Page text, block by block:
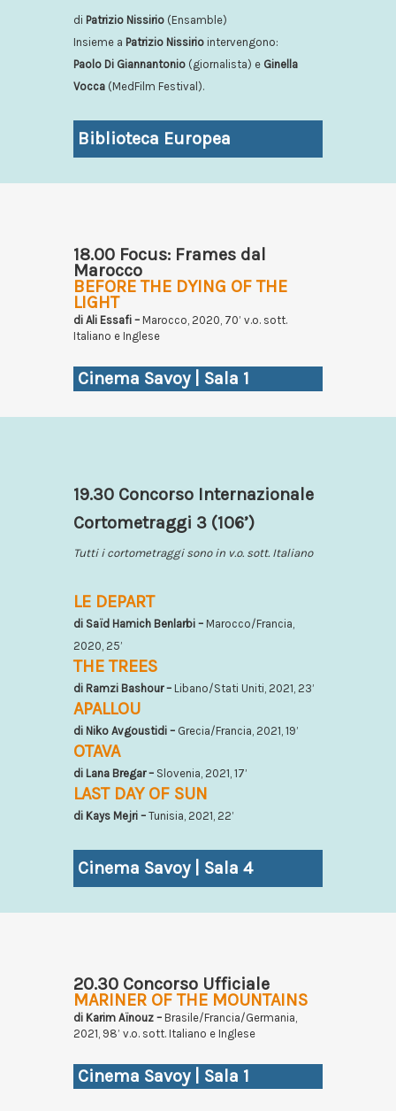
di Patrizio Nissirio (Ensamble)
Insieme a Patrizio Nissirio intervengono:
Paolo Di Giannantonio (giornalista) e Ginella
Vocca (MedFilm Festival).
Biblioteca Europea
18.00 Focus: Frames dal
Marocco
BEFORE THE DYING OF THE
LIGHT
di Ali Essafi – Marocco, 2020, 70’ v.o. sott.
Italiano e Inglese
Cinema Savoy | Sala 1
19.30 Concorso Internazionale
Cortometraggi 3 (106’)
Tutti i cortometraggi sono in v.o. sott. Italiano
LE DEPART
di Saïd Hamich Benlarbi – Marocco/Francia,
2020, 25’
THE TREES
di Ramzi Bashour – Libano/Stati Uniti, 2021, 23’
APALLOU
di Niko Avgoustidi – Grecia/Francia, 2021, 19’
OTAVA
di Lana Bregar – Slovenia, 2021, 17’
LAST DAY OF SUN
di Kays Mejri – Tunisia, 2021, 22’
Cinema Savoy | Sala 4
20.30 Concorso Ufficiale
MARINER OF THE MOUNTAINS
di Karim Aïnouz – Brasile/Francia/Germania,
2021, 98’ v.o. sott. Italiano e Inglese
Cinema Savoy | Sala 1